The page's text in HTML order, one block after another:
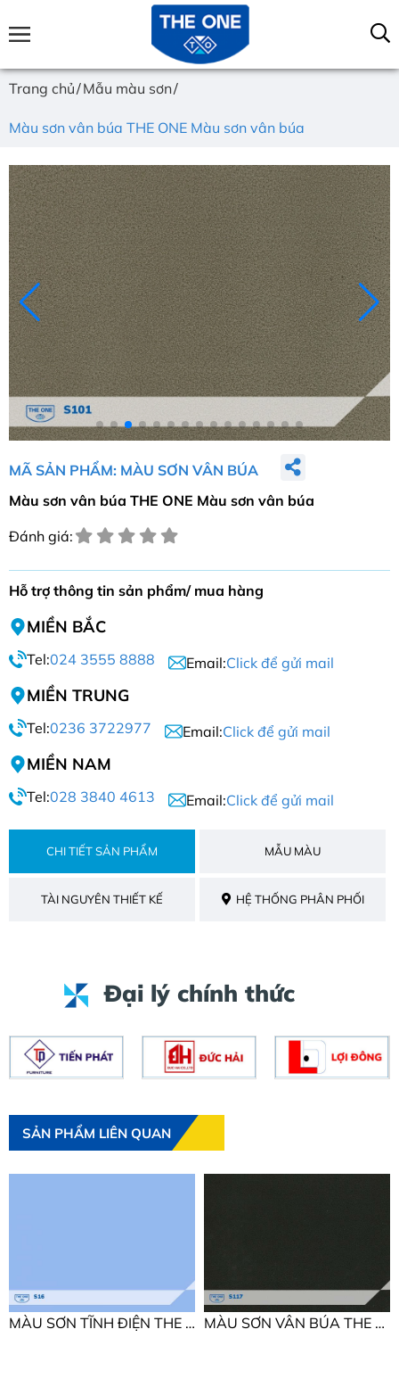
Trang chủ Mẫu màu sơn
Màu sơn vân búa THE ONE Màu sơn vân búa
MÃ SẢN PHẨM: MÀU SƠN VÂN BÚA
Màu sơn vân búa THE ONE Màu sơn vân búa
Đánh giá:
Hỗ trợ thông tin sản phẩm/ mua hàng
MIỀN BẮC
Tel:024 3555 8888 Email:Click để gửi mail
MIỀN TRUNG
Tel:0236 3722977 Email:Click để gửi mail
MIỀN NAM
Tel:028 3840 4613 Email:Click để gửi mail
CHI TIẾT SẢN PHẨM MẪU MÀU
TÀI NGUYÊN THIẾT KẾ HỆ THỐNG PHÂN PHỐI
Đại lý chính thức
SẢN PHẨM LIÊN QUAN
MÀU SƠN TĨNH ĐIỆN THE ONE MÀU SƠN TĨNH ĐIỆN MÀU SƠN VÂN BÚA THE ONE MÀU SƠN VÂN BÚA